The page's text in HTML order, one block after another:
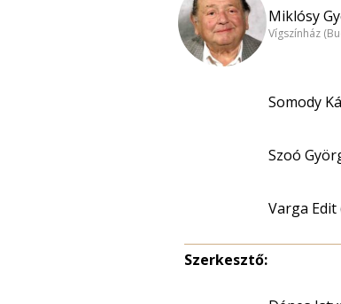
Miklósy
Vígszínház
Somody
Szoó
Varga Edit
Szerkesztő: